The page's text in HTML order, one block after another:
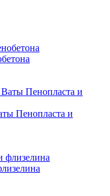
Пенопласта и